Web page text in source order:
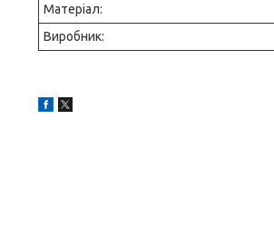
Матеріал:
Виробник: